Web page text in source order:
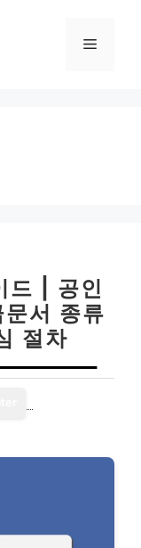
메
드 | 공인
서 종류
절차